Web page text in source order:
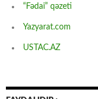
“Fədai” qəzeti
Yazyarat.com
USTAC.AZ